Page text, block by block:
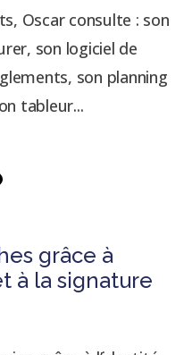
Oscar consulte : son
son logiciel de
son planning
tableur...
grâce à
à la signature